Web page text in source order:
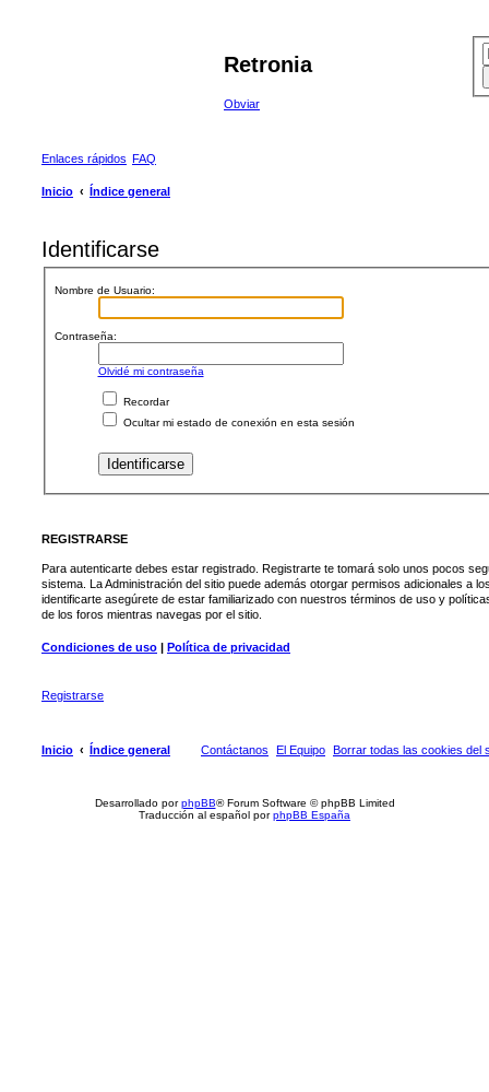
Retronia
Obviar
Enlaces rápidos FAQ
Inicio Índice general
Identificarse
Nombre de Usuario:
Contraseña:
Olvidé mi contraseña
Recordar
Ocultar mi estado de conexión en esta sesión
REGISTRARSE
Para autenticarte debes estar registrado. Registrarte te tomará solo unos pocos
sistema. La Administración del sitio puede además otorgar permisos adicionales a
identificarte asegúrete de estar familiarizado con nuestros términos de uso y
de los foros mientras navegas por el sitio.
Condiciones de uso Política de privacidad
Registrarse
Inicio Índice general Borrar todas las cookies del
El Equipo
Contáctanos
Desarrollado porphpBB® Forum Software © phpBB Limited
Traducción al español porphpBB España